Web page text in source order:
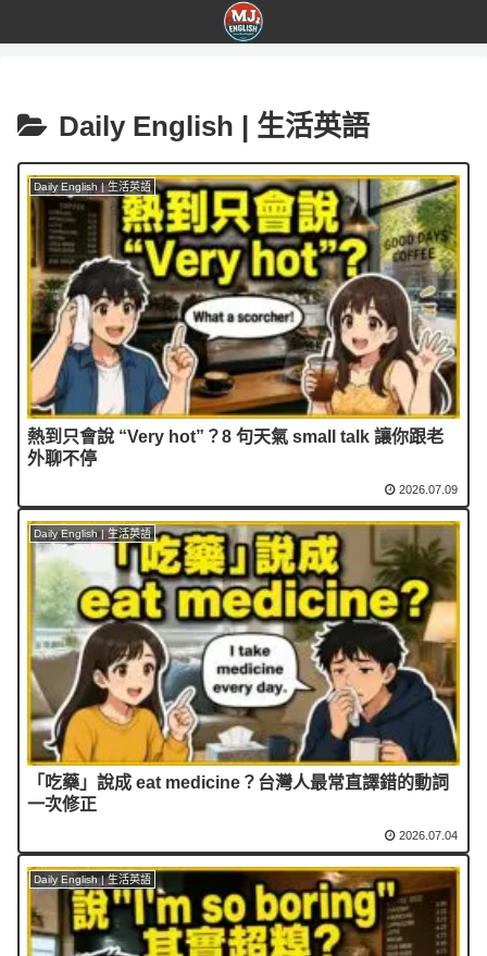
Daily English | 生活英語
Daily English | 生活英語
熱到只會說 “Very hot”？8 句天氣 small talk 讓你跟老
外聊不停
2026.07.09
Daily English | 生活英語
「吃藥」說成 eat medicine？台灣人最常直譯錯的動詞
一次修正
2026.07.04
Daily English | 生活英語